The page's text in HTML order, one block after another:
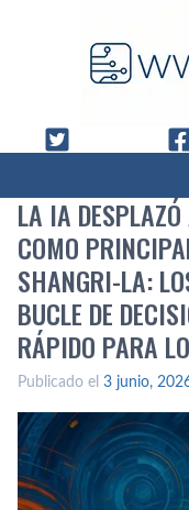
LA IA
COMO
SHANGRI-LA:
BUCLE DE
RÁPIDO PARA
Publicado el 3 junio,